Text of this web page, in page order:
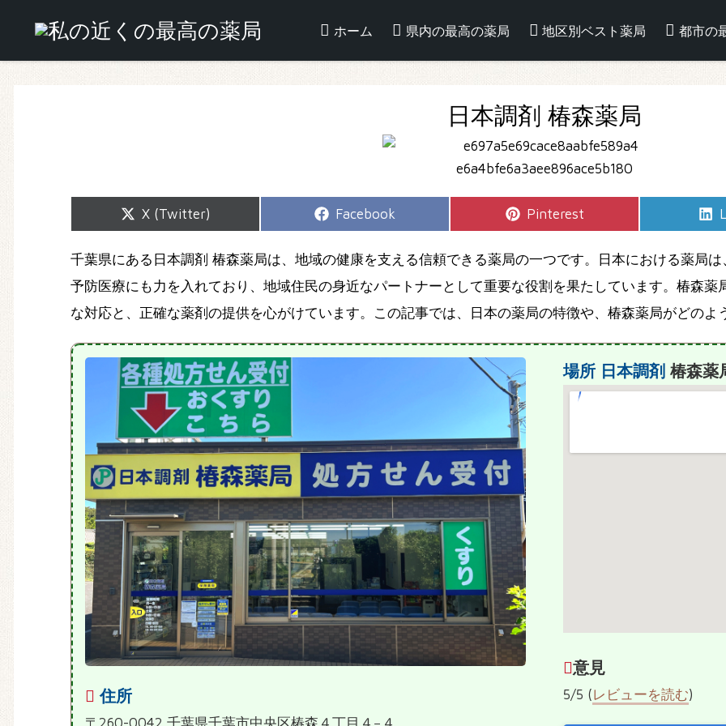
ホーム 県内の最高の薬局 地区別ベスト薬局 都市の
日本調剤 椿森薬局
Share
X (Twitter)
Share
Facebook
Share
Pinterest
千葉県にある日本調剤 椿森薬局は、地域の健康を支える信頼できる薬局の一つです。日本における薬局
予防医療にも力を入れており、地域住民の身近なパートナーとして重要な役割を果たしています。椿森
な対応と、正確な薬剤の提供を心がけています。この記事では、日本の薬局の特徴や、椿森薬局がどの
住所
場所 日本調剤 椿森薬
意見
5/5 (レビューを読む)